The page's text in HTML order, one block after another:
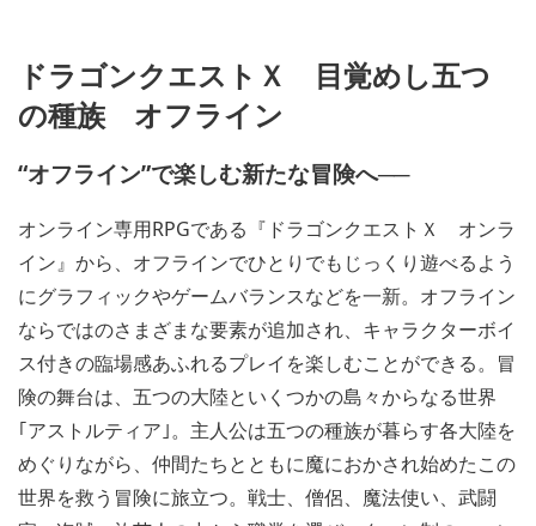
ドラゴンクエストＸ 目覚めし五つ
の種族 オフライン
“オフライン”で楽しむ新たな冒険へ──
オンライン専用RPGである『ドラゴンクエストＸ オンラ
イン』から、オフラインでひとりでもじっくり遊べるよう
にグラフィックやゲームバランスなどを一新。オフライン
ならではのさまざまな要素が追加され、キャラクターボイ
ス付きの臨場感あふれるプレイを楽しむことができる。冒
険の舞台は、五つの大陸といくつかの島々からなる世界
｢アストルティア｣。主人公は五つの種族が暮らす各大陸を
めぐりながら、仲間たちとともに魔におかされ始めたこの
世界を救う冒険に旅立つ。戦士、僧侶、魔法使い、武闘